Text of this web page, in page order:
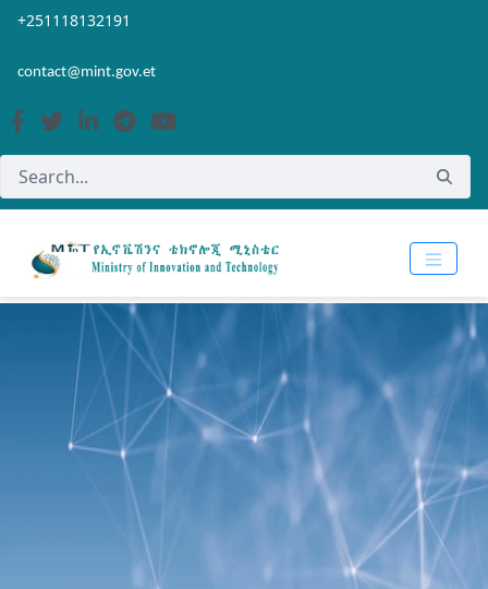
Skip to Main Content
Open Accessibility Menu
+251118132191
contact@mint.gov.et